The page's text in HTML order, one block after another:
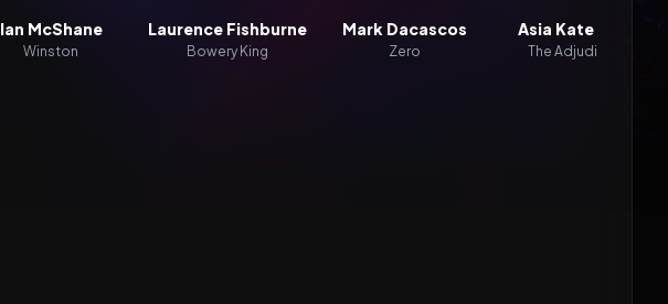
Ian McShane
Winston
Laurence Fishburne
Bowery King
Mark Dacascos
Zero
Asia Kate Dillon
The Adjudicator